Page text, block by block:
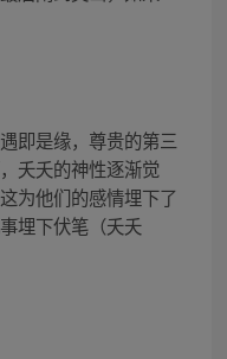
即是缘，尊贵的第三
夭夭的神性逐渐觉
为他们的感情埋下了
埋下伏笔（夭夭